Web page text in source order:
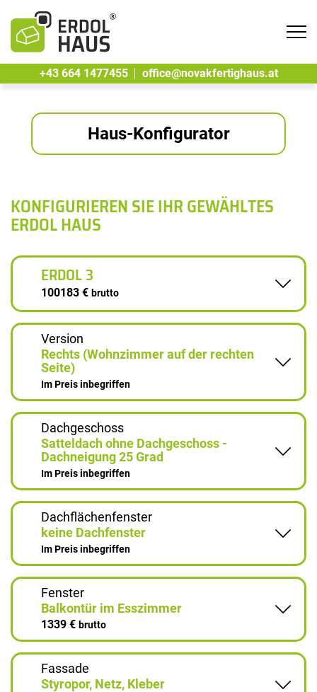
+43 664 1477455
office@novakfertighaus.at
Haus-Konfigurator
KONFIGURIEREN SIE IHR GEWÄHLTES
ERDOL HAUS
ERDOL 3
100183 € brutto
Version
Rechts (Wohnzimmer auf der rechten
Seite)
Im Preis inbegriffen
Dachgeschoss
Satteldach ohne Dachgeschoss -
Dachneigung 25 Grad
Im Preis inbegriffen
Dachflächenfenster
keine Dachfenster
Im Preis inbegriffen
Fenster
Balkontür im Esszimmer
1339 € brutto
Fassade
Styropor, Netz, Kleber